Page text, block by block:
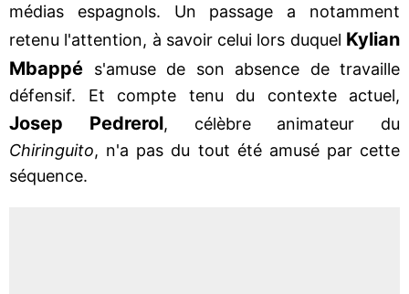
médias espagnols. Un passage a notamment
retenu l'attention, à savoir celui lors duquel Kylian
Mbappé s'amuse de son absence de travaille
défensif. Et compte tenu du contexte actuel,
Josep Pedrerol, célèbre animateur du
Chiringuito, n'a pas du tout été amusé par cette
séquence.